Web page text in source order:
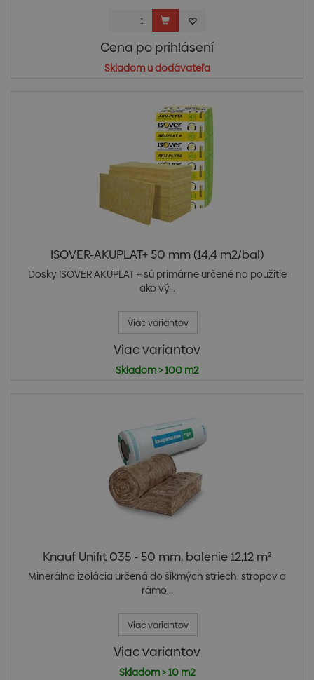
Cena po prihlásení
Skladom u dodávateľa
ISOVER-AKUPLAT+ 50 mm (14,4 m2/bal)
Dosky ISOVER AKUPLAT + sú primárne určené na použitie
ako vý...
Viac variantov
Viac variantov
Skladom > 100 m2
Knauf Unifit 035 - 50 mm, balenie 12,12 m²
Minerálna izolácia určená do šikmých striech, stropov a
rámo...
Viac variantov
Viac variantov
Skladom > 10 m2